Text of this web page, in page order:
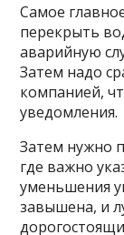
Самое
перекрыть
аварийную
Затем надо
компанией,
уведомления.
Затем нужно
где важно
уменьшения
завышена, и